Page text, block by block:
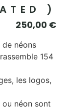
)
250,00 €
néons
154
les logos,
néon sont